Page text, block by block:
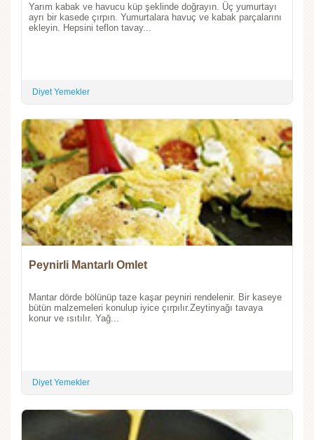
Yarım kabak ve havucu küp şeklinde doğrayın. Üç yumurtayı
ayrı bir kasede çırpın. Yumurtalara havuç ve kabak parçalarını
ekleyin. Hepsini teflon tavay...
Diyet Yemekler
Peynirli Mantarlı Omlet
Mantar dörde bölünüp taze kaşar peyniri rendelenir. Bir kaseye
bütün malzemeleri konulup iyice çırpılır.Zeytinyağı tavaya
konur ve ısıtılır. Yağ...
Diyet Yemekler